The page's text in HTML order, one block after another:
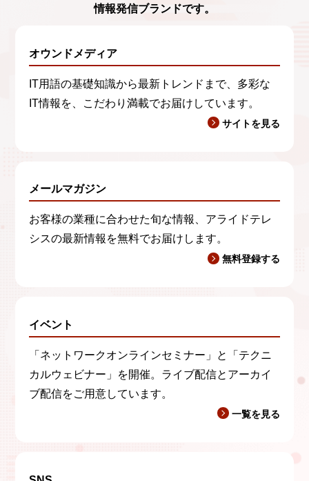
情報発信ブランドです。
オウンドメディア
IT用語の基礎知識から最新トレンドまで、多彩な
IT情報を、こだわり満載でお届けしています。
サイトを見る
メールマガジン
お客様の業種に合わせた旬な情報、アライドテレ
シスの最新情報を無料でお届けします。
無料登録する
イベント
「ネットワークオンラインセミナー」と「テクニ
カルウェビナー」を開催。ライブ配信とアーカイ
ブ配信をご用意しています。
一覧を見る